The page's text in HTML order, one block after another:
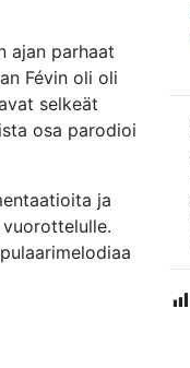
ajan parhaat
Févin oli oli
selkeät
osa parodioi
ja